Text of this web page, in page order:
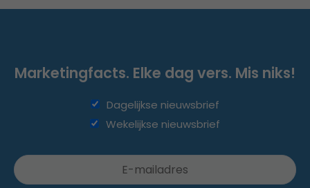
Marketingfacts. Elke dag vers. Mis niks!
Dagelijkse nieuwsbrief
Wekelijkse nieuwsbrief